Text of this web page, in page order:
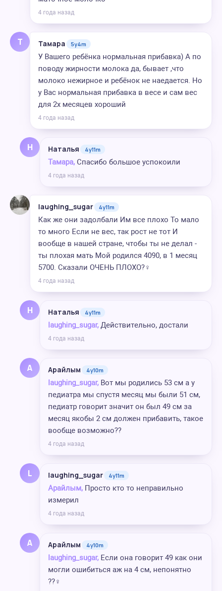
4 года назад
Т Тамара 5y4m
У Вашего ребёнка нормальная прибавка) А по
поводу жирности молока да, бывает ,что
молоко нежирное и ребёнок не наедается. Но
у Вас нормальная прибавка в весе и сам вес
для 2х месяцев хороший
4 года назад
Н Наталья 4y11m
Тамара, Спасибо большое успокоили
4 года назад
laughing_sugar 4y11m
Как же они задолбали Им все плохо То мало
то много Если не вес, так рост не тот И
вообще в нашей стране, чтобы ты не делал -
ты плохая мать Мой родился 4090, в 1 месяц
5700. Сказали ОЧЕНЬ ПЛОХО?‍♀️
4 года назад
Н Наталья 4y11m
laughing_sugar, Действительно, достали
4 года назад
А Арайлым 4y10m
laughing_sugar, Вот мы родились 53 см а у
педиатра мы спустя месяц мы были 51 см,
педиатр говорит значит он был 49 см за
месяц якобы 2 см должен прибавить, такое
вообще возможно??
4 года назад
L laughing_sugar 4y11m
Арайлым, Просто кто то неправильно
измерил
4 года назад
А Арайлым 4y10m
laughing_sugar, Если она говорит 49 как они
могли ошибиться аж на 4 см, непонятно
??‍♀️